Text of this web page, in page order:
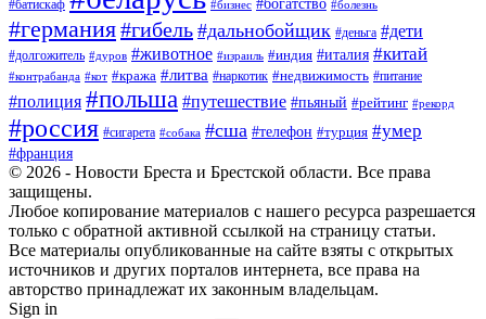
#батискаф #бизнес #богатство #болезнь
#германия#гибель #дальнобойщик #деньга #дети
#долгожитель #дуров #животное #израиль #индия #италия #китай
#контрабанда #кот #кража #литва #наркотик #недвижимость #питание
#полиция #польша #путешествие #пьяный #рейтинг #рекорд
#россия #сигарета #собака #сша #телефон #турция #умер
#франция
© 2026 - Новости Бреста и Брестской области. Все права
защищены.
Любое копирование материалов с нашего ресурса разрешается
только с обратной активной ссылкой на страницу статьи.
Все материалы опубликованные на сайте взяты с открытых
источников и других порталов интернета, все права на
авторство принадлежат их законным владельцам.
Sign in